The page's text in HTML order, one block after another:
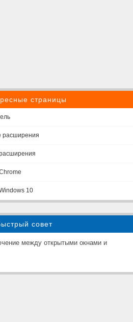
страницы
расширения
10
совет
между открытыми окнами и